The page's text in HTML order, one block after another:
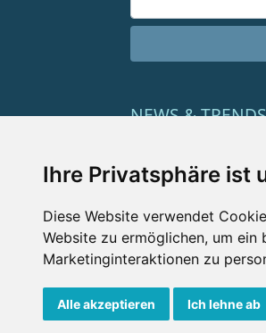
Ihre Privatsphäre ist
Diese Website verwendet
Website zu ermöglichen, um ein
Marketinginteraktionen zu
Alle akzeptieren Ich lehne ab
NEWS & TRENDS
Aus den
Wellness-Trends
Wellness-